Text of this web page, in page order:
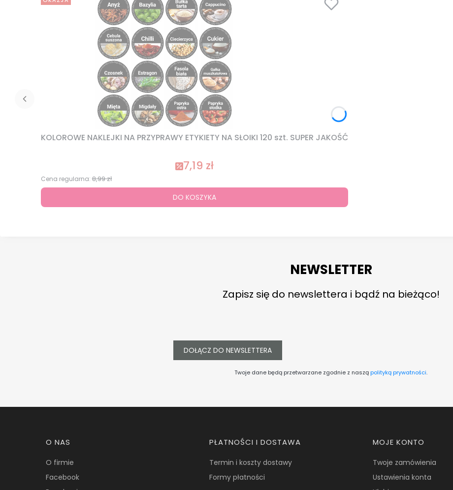
KOLOROWE NAKLEJKI NA PRZYPRAWY ETYKIETY NA SŁOIKI 120 szt. SUPER JAKOŚĆ
7,19 zł
Cena regularna: 8,99 zł
DO KOSZYKA
NEWSLETTER
Zapisz się do newslettera i bądź na bieżąco!
DOŁĄCZ DO NEWSLETTERA
Twoje dane będą przetwarzane zgodnie z nasząpolityką prywatności.
Linki w stopce
O NAS
O firmie
Facebook
PŁATNOŚCI I DOSTAWA
Termin i koszty dostawy
Formy płatności
MOJE KONTO
Twoje zamówienia
Ustawienia konta